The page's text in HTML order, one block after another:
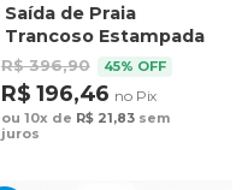
Saída de Praia
Trancoso Estampada
Casal Araras Fundo
Folhagem
R$ 396,90 45% OFF
R$ 196,46 no Pix
ou 10x de R$ 21,83sem
juros